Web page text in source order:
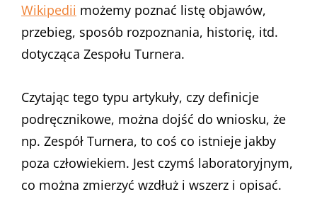
Wikipedii możemy poznać listę objawów,
przebieg, sposób rozpoznania, historię, itd.
dotycząca Zespołu Turnera.
Czytając tego typu artykuły, czy definicje
podręcznikowe, można dojść do wniosku, że
np. Zespół Turnera, to coś co istnieje jakby
poza człowiekiem. Jest czymś laboratoryjnym,
co można zmierzyć wzdłuż i wszerz i opisać.